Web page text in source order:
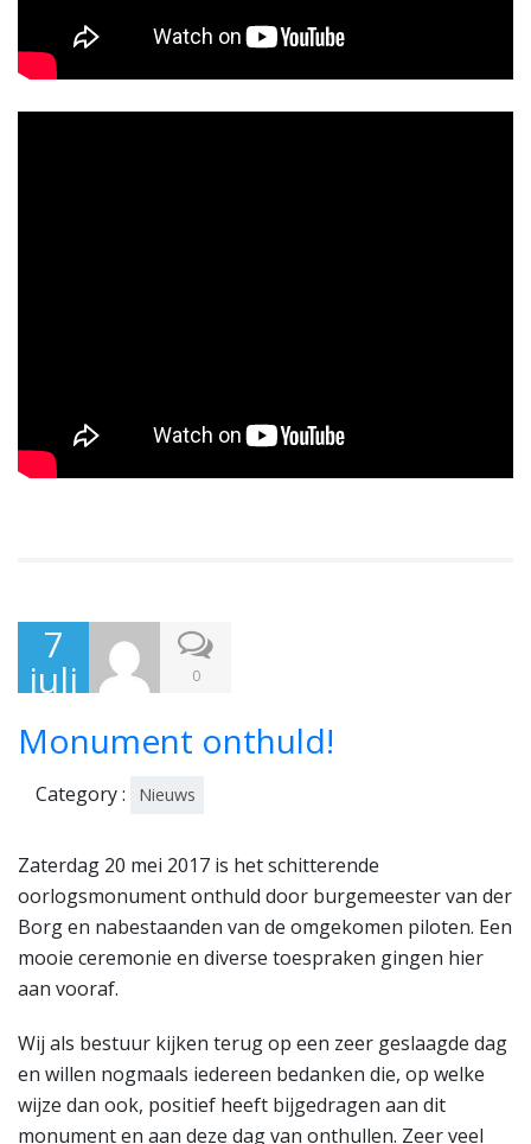
7
juli
7
0
Monument onthuld!
Category : Nieuws
Zaterdag 20 mei 2017 is het schitterende
oorlogsmonument onthuld door burgemeester van der
Borg en nabestaanden van de omgekomen piloten. Een
mooie ceremonie en diverse toespraken gingen hier
aan vooraf.
Wij als bestuur kijken terug op een zeer geslaagde dag
en willen nogmaals iedereen bedanken die, op welke
wijze dan ook, positief heeft bijgedragen aan dit
monument en aan deze dag van onthullen. Zeer veel